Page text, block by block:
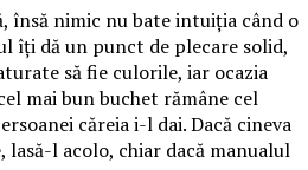
însă nimic nu bate intuiția când o
îți dă un punct de plecare solid,
să fie culorile, iar ocazia
mai bun buchet rămâne cel
căreia i-l dai. Dacă cineva
lasă-l acolo, chiar dacă manualul